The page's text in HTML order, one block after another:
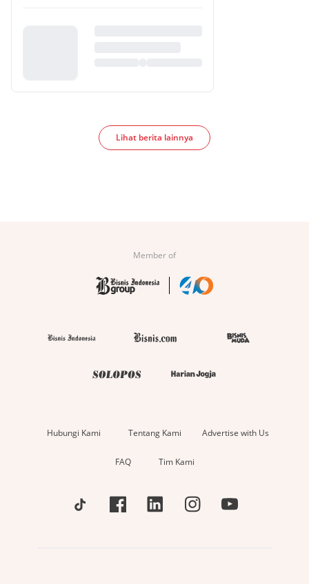
Lihat berita lainnya
Member of
Hubungi Kami Tentang Kami Advertise with Us
FAQ Tim Kami